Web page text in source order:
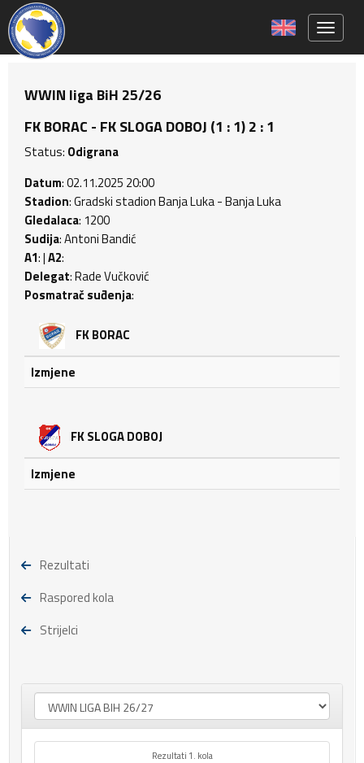
WWIN liga BiH 25/26
FK BORAC - FK SLOGA DOBOJ (1 : 1) 2 : 1
Status: Odigrana
Datum: 02.11.2025 20:00
Stadion: Gradski stadion Banja Luka - Banja Luka
Gledalaca: 1200
Sudija: Antoni Bandić
A1: |A2:
Delegat: Rade Vučković
Posmatrač suđenja:
FK BORAC
Izmjene
FK SLOGA DOBOJ
Izmjene
Rezultati
Raspored kola
Strijelci
Rezultati 1. kola